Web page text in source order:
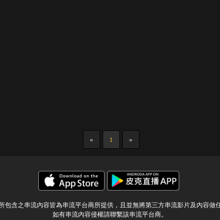
« 1 »
包含之串流內容皆為串流平台商所提供，且並無將第三方串流影片及內容做
如有串流內容侵權請聯繫該串流平台商。